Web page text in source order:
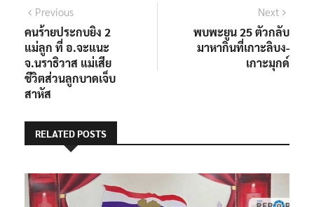
แนะแนว
เรื่อง
Previous
post:
คนร้ายประกบยิง 2
แม่ลูก ที่ อ.จะแนะ
จ.นราธิวาส แม่เสีย
ชีวิตส่วนลูกบาดเจ็บ
สาหัส
Next
post:
พบพะยูน 25 ตัวกลับ
มาหากินที่เกาะลิบง-
เกาะมุกด์
RELATED POSTS